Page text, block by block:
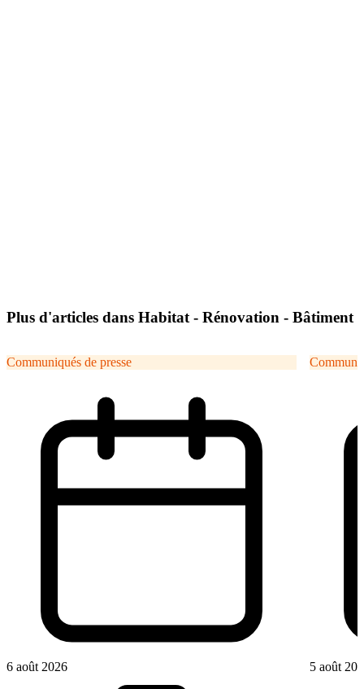
Plus d'articles dans Habitat - Rénovation - Bâtiment
Communiqués de presse
6 août 2026 5 août